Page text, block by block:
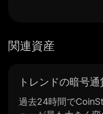
関連資産
トレンドの暗号通
過去24時間で